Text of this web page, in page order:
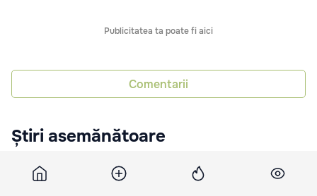
Publicitatea ta poate fi aici
Comentarii
Știri asemănătoare